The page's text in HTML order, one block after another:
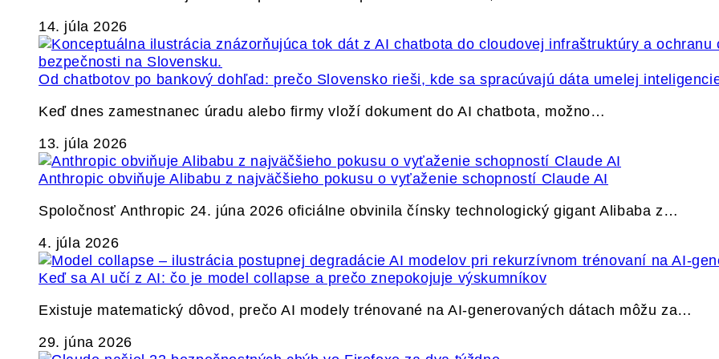
14. júla 2026
Od chatbotov po bankový dohľad: prečo Slovensko rieši, kde sa spracúvajú dáta umelej
Keď dnes zamestnanec úradu alebo firmy vloží dokument do AI chatbota, možno…
13. júla 2026
Anthropic obviňuje Alibabu z najväčšieho pokusu o vyťaženie schopností Claude AI
Spoločnosť Anthropic 24. júna 2026 oficiálne obvinila čínsky technologický gigant Alibaba z…
4. júla 2026
Keď sa AI učí z AI: čo je model collapse a prečo znepokojuje výskumníkov
Existuje matematický dôvod, prečo AI modely trénované na AI-generovaných dátach môžu za…
29. júna 2026